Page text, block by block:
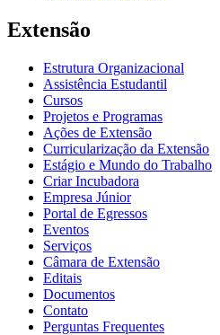
Extensão
Estrutura Organizacional
Assistência Estudantil
Cursos
Projetos e Programas
Ações de Extensão
Curricularização da Extensão
Estágio e Mundo do Trabalho
Criar Incubadora
Empresa Júnior
Portal de Egressos
Eventos
Serviços
Câmara de Extensão
Editais
Documentos
Contato
Perguntas Frequentes